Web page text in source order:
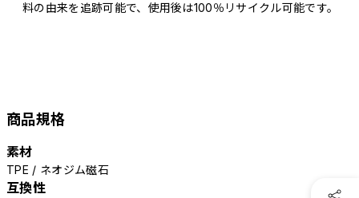
料の由来を追跡可能で、使用後は100％リサイクル可能です。
商品規格
素材
TPE / ネオジム磁石
互換性